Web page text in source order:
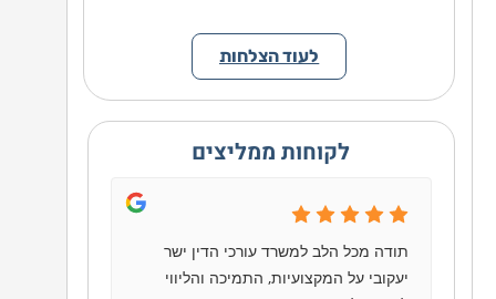
לעוד הצלחות
לקוחות ממליצים
תודה מכל הלב למשרד עורכי הדין ישר
יעקובי על המקצועיות, התמיכה והליווי